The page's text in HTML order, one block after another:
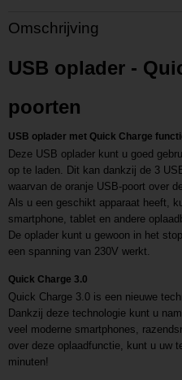
Productcode
P202109300944
L202109300944
Omschrijving
USB oplader -
poorten
USB oplader met Quick Charge
Deze USB oplader kunt u goed
op te laden. Dit kan dankzij de 3
waarvan de oranje USB-poort over
Als u een geschikt apparaat heeft,
smartphone, tablet en andere
De oplader kunt u gewoon in het
een spanning van 230V werkt.
Quick Charge 3.0
Quick Charge 3.0 is een nieuwe
Dankzij deze technologie kunt u
veel moderne smartphones,
over deze oplaadfunctie, kunt u uw
minuten!